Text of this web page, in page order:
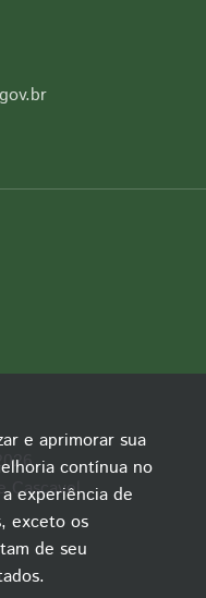
Cascavel
e aprimorar sua
contínua no
experiência de
exceto os
de seu